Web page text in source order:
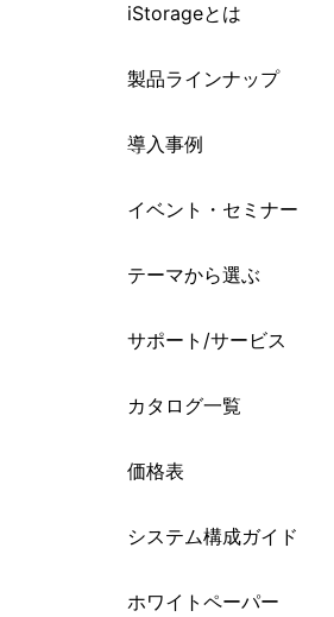
iStorageとは
製品ラインナップ
導入事例
イベント・セミナー
テーマから選ぶ
サポート/サービス
カタログ一覧
価格表
システム構成ガイド
ホワイトペーパー